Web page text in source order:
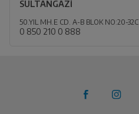
SULTANGAZİ
50.YIL MH.E CD. A-B BLOK NO:20-
0 850 210 0 888